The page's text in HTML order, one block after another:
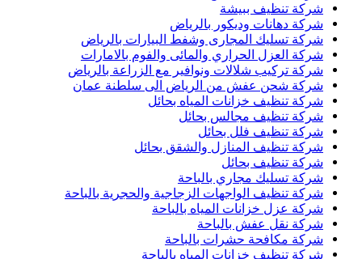
شركة تنظيف ببيشة
شركة دهانات وديكور بالرياض
شركة تسليك المجارى وشفط البيارات بالرياض
شركة العزل الحراري والمائى والفوم بالامارات
شركة تركيب شلالات ونوافير مع الزراعة بالرياض
شركة شحن عفش من الرياض الى سلطنة عمان
شركة تنظيف خزانات المياه بحائل
شركة تنظيف مجالس بحائل
شركة تنظيف فلل بحائل
شركة تنظيف المنازل والشقق بحائل
شركة تنظيف بحائل
شركة تسليك مجاري بالباحة
شركة تنظيف الواجهات الزجاجية والحجرية بالباحة
شركة عزل خزانات المياه بالباحة
شركة نقل عفش بالباحة
شركة مكافحة حشرات بالباحة
شركة تنظيف خزانات المياه بالباحة